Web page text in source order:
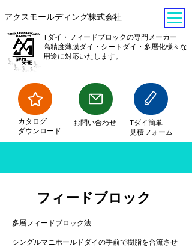
​お問い合わせ
Tダイ簡単
見積フォーム
​カタログ
ダウンロード
​アクスモールディング株式会社
Tダイ・フィードブロックの専門メーカー
​高精度薄膜ダイ・シートダイ・多層化様々な
用途に対応いたします。
フィードブロック
多層フィードブロック法
シングルマニホールドダイの手前で樹脂を合流させ